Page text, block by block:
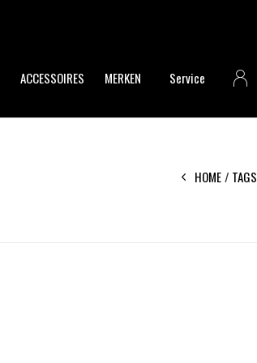
ACCESSOIRES MERKEN Service
HOME TAGS